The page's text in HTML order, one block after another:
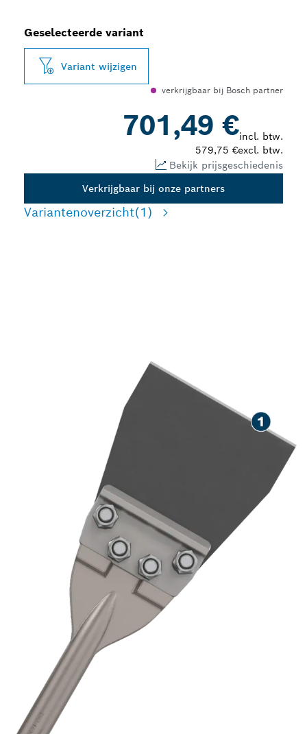
Geselecteerde variant
Variant wijzigen
verkrijgbaar bij Bosch partner
701,49 €incl. btw.
579,75 €excl. btw.
Bekijk prijsgeschiedenis
Verkrijgbaar bij onze partners
Variantenoverzicht(1)